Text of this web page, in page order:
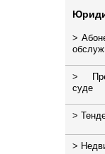
>
>
суде
>
>